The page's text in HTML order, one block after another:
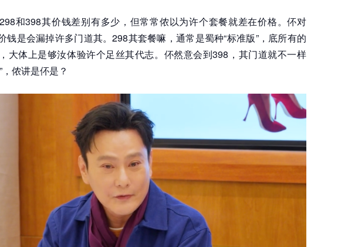
和398其价钱差别有多少，但常常侬以为许个套餐就差在价格。伓对
钱是会漏掉许多门道其。298其套餐嘛，通常是蜀种“标准版”，底所有的
大体上是够汝体验许个足丝其代志。伓然意会到398，其门道就不一样
侬讲是伓是？